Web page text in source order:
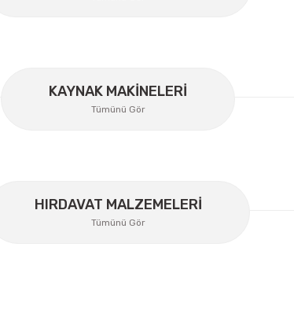
Gönder
KAYNAK MAKİNELERİ
Tümünü Gör
HIRDAVAT MALZEMELERİ
Tümünü Gör